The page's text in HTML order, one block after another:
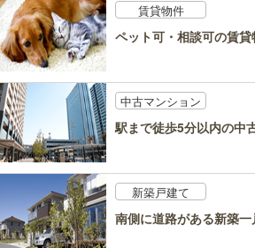
賃貸物件
ペット可・相談可の賃
中古マンション
駅まで徒歩5分以内の中
新築戸建て
南側に道路がある新築一